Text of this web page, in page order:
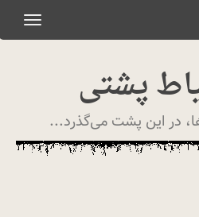
پشتی
در این پشت می‌گذرد...